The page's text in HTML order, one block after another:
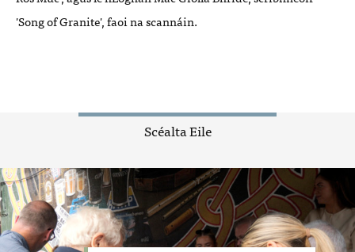
'Song of Granite', faoi na scannáin.
Scéalta Eile